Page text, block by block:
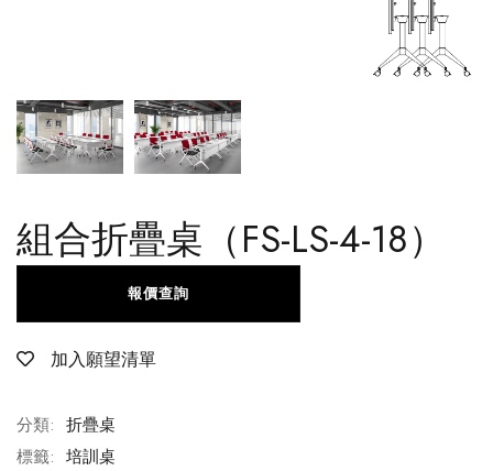
組合折疊桌（FS-LS-4-18）
加入願望清單
報價查詢
分類: 折疊桌
標籤: 培訓桌